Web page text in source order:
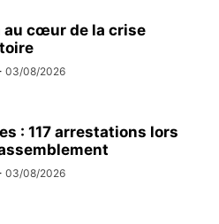
au cœur de la crise
03/08/2026
: 117 arrestations lors
03/08/2026